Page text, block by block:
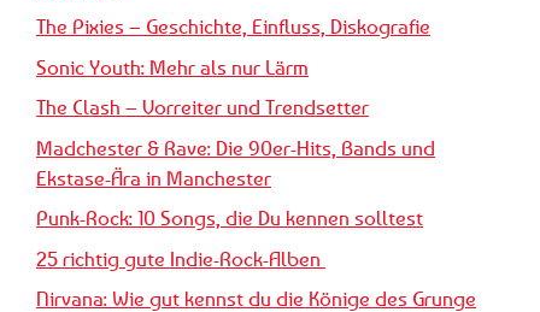
The Pixies – Geschichte, Einfluss, Diskografie
Sonic Youth: Mehr als nur Lärm
The Clash – Vorreiter und Trendsetter
Madchester & Rave: Die 90er-Hits, Bands und
Ekstase-Ära in Manchester
Punk-Rock: 10 Songs, die Du kennen solltest
25 richtig gute Indie-Rock-Alben
Nirvana: Wie gut kennst du die Könige des Grunge